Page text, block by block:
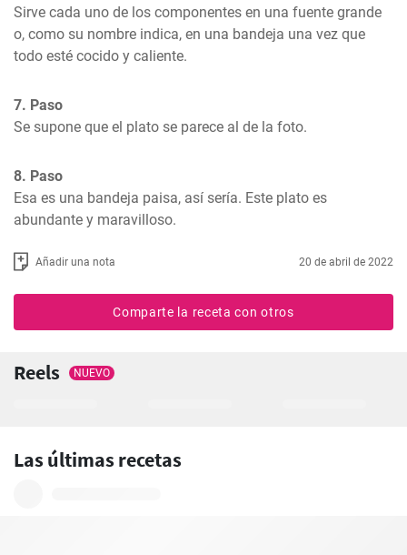
Sirve cada uno de los componentes en una fuente grande
o, como su nombre indica, en una bandeja una vez que
todo esté cocido y caliente.
7. Paso
Se supone que el plato se parece al de la foto.
8. Paso
Esa es una bandeja paisa, así sería. Este plato es
abundante y maravilloso.
Añadir una nota 20 de abril de 2022
Comparte la receta con otros
Reels NUEVO
Las últimas recetas